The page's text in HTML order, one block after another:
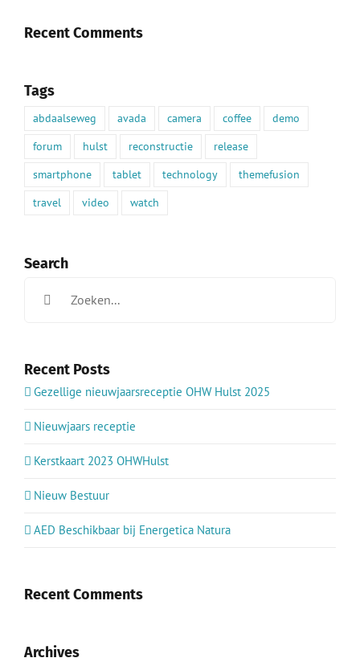
Recent Comments
Tags
abdaalseweg avada camera coffee
demo
forum
hulst reconstructie
release
smartphone
tablet technology
themefusion
travel
video watch
Search
naar:
Recent Posts
Gezellige nieuwjaarsreceptie OHW Hulst 2025
Nieuwjaars receptie
Kerstkaart 2023 OHWHulst
Nieuw Bestuur
AED Beschikbaar bij Energetica Natura
Recent Comments
Archives